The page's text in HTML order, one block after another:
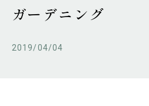
ガーデニング
2019/04/04